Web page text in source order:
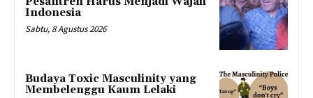
Indonesia
Sabtu, 8 Agustus 2026
Budaya Toxic Masculinity yang
Membelenggu Kaum Lelaki